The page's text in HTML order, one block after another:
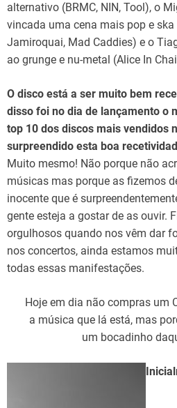
alternativo (BRMC, NIN, Tool), o
vincada uma cena mais pop e
Jamiroquai, Mad Caddies) e o
ao grunge e nu-metal (Alice In
O disco está a ser muito bem
disso foi no dia de lançamento o
top 10 dos discos mais vendidos
surpreendido esta boa
Muito mesmo! Não porque não
músicas mas porque as fizemos
inocente que é
gente esteja a gostar de as ouvir.
orgulhosos quando nos vêm dar
nos concertos, ainda estamos
todas essas manifestações.
Hoje em dia não compras um
a música que lá está, mas
um bocadinho